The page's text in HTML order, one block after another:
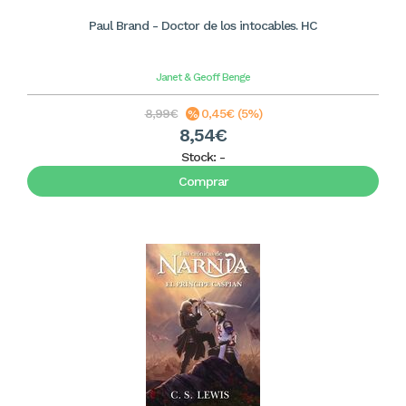
Paul Brand - Doctor de los intocables. HC
Janet & Geoff Benge
8,99€ 0,45€ (5%)
8,54€
Stock: -
Comprar